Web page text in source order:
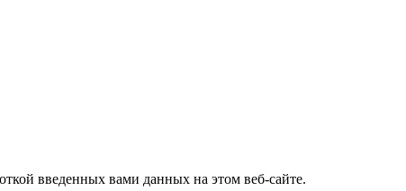
введенных вами данных на этом веб-сайте.